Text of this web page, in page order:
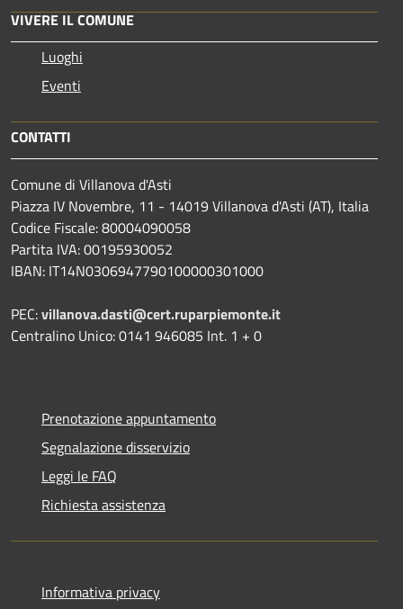
VIVERE IL COMUNE
Luoghi
Eventi
CONTATTI
Comune di Villanova d'Asti
Piazza IV Novembre, 11 - 14019 Villanova d'Asti (AT), Italia
Codice Fiscale: 80004090058
Partita IVA: 00195930052
IBAN: IT14N0306947790100000301000
PEC:villanova.dasti@cert.ruparpiemonte.it
Centralino Unico: 0141 946085 Int. 1 + 0
Prenotazione appuntamento
Segnalazione disservizio
Leggi le FAQ
Richiesta assistenza
Informativa privacy